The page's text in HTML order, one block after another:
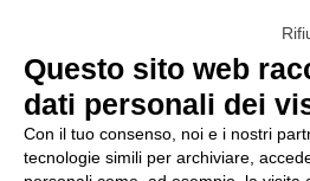
del Codice di
possibile presentare un
reclamo
all’Organismo di
Monitoraggio
una delle modalità
descritte al seguente
Questo sito web
dati personali dei
Con il tuo consenso, noi e i nostri
tecnologie simili per archiviare,